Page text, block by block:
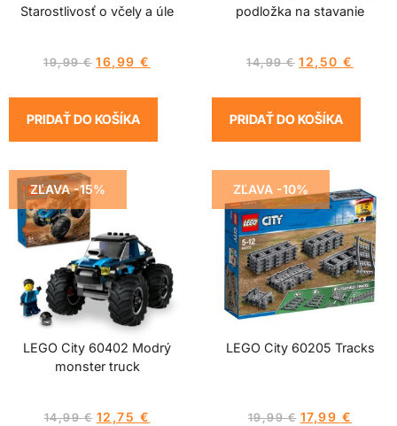
Starostlivosť o včely a úle
19,99€ 16,99€
PRIDAŤ DO KOŠÍKA
podložka na stavanie
14,99€ 12,50€
PRIDAŤ DO KOŠÍKA
ZĽAVA -15%
LEGO City 60402 Modrý
monster truck
14,99€ 12,75 €
ZĽAVA -10%
LEGO City 60205 Tracks
19,99€ 17,99 €